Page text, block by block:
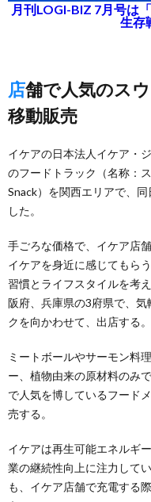
月刊LOGI-BIZ 7月号は
生存
店舗で人気のスウェーデン伝統料理などを
移動販売
イケアの日本法人イケア・
のフードトラック（名称：
Snack）を関西エリアで、
した。
手ごろな価格で、イケア店
イケアを身近に感じてもら
習慣とライフスタイルを考
阪府、兵庫県の3府県で、
クを向かわせて、出店する。
ミートボールやサーモン料
ー、植物由来の原材料のみ
で人気を博しているフード
売する。
イケアは再生可能エネルギ
業の継続性向上に注力して
も、イケア店舗で充電する